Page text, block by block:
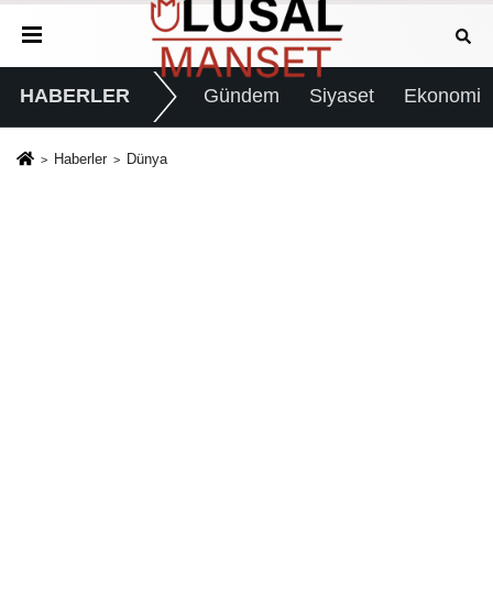
HABERLER Gündem Siyaset Ekonomi
Haberler Dünya